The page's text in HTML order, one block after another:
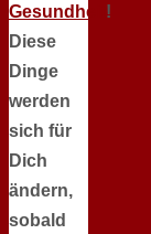
Gesundheit !
Diese
Dinge
werden
sich für
Dich
ändern,
sobald